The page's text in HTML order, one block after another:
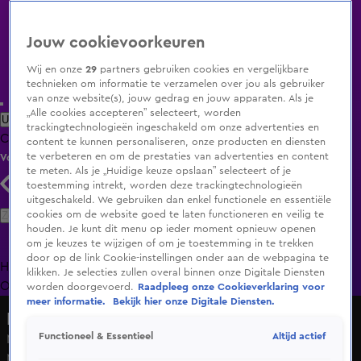
Uitzending Gemist Populaire programma's Zenders Genres
ClipsFilmsRadioSmart TV inlogShop
Volg KIJK
Zoeken
HomeUitzending Gemist Programma's De Bondgenoten
OranjezomerLivestreamsShop
Mohammed Hamdi kijkt met afschuw naar rellende
Jouw cookievoorkeuren
Wij en onze29 partners gebruiken cookies en vergelijkbare
technieken om informatie te verzamelen over jou als gebruiker
van onze website(s), jouw gedrag en jouw apparaten. Als je
„Alle cookies accepteren” selecteert, worden
trackingtechnologieën ingeschakeld om onze advertenties en
content te kunnen personaliseren, onze producten en diensten
te verbeteren en om de prestaties van advertenties en content
te meten. Als je „Huidige keuze opslaan” selecteert of je
toestemming intrekt, worden deze trackingtechnologieën
uitgeschakeld. We gebruiken dan enkel functionele en essentiële
cookies om de website goed te laten functioneren en veilig te
houden. Je kunt dit menu op ieder moment opnieuw openen
om je keuzes te wijzigen of om je toestemming in te trekken
door op de link Cookie-instellingen onder aan de webpagina te
klikken. Je selecties zullen overal binnen onze Digitale Diensten
worden doorgevoerd.
Raadpleeg onze Cookieverklaring voor
meer informatie.
Bekijk hier onze Digitale Diensten.
Functioneel & Essentieel Altijd actief